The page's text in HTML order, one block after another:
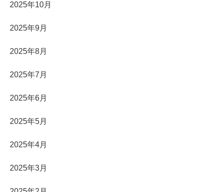
2025年10月
2025年9月
2025年8月
2025年7月
2025年6月
2025年5月
2025年4月
2025年3月